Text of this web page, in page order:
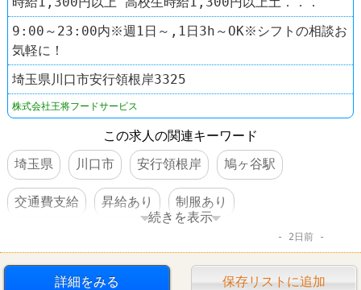
9:00～23:00内※週1日～,1日3h～OK※シフトの相談お
気軽に！
埼玉県川口市安行領根岸3325
株式会社王将フードサービス
この求人の関連キーワード
埼玉県
川口市 安行領根岸 鳩ヶ谷駅
交通費支給 昇給あり 制服あり
餃子の王将
続きを表示
2日前
詳細をみる 保存リストに追加